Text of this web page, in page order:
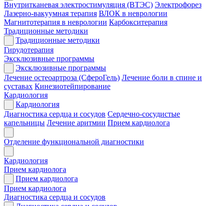
Внутритканевая электростимуляция (ВТЭС) Электрофорез
Лазерно-вакуумная терапия ВЛОК в неврологии
Магнитотерапия в неврологии Карбокситерапия
Традиционные методики
Традиционные методики
Гирудотерапия
Эксклюзивные программы
Эксклюзивные программы
Лечение остеоартроза (СфероГель) Лечение боли в спине и
суставах Кинезиотейпирование
Кардиология
Кардиология
Диагностика сердца и сосудов Сердечно-сосудистые
капельницы Лечение аритмии Прием кардиолога
Отделение функциональной диагностики
Кардиология
Прием кардиолога
Прием кардиолога
Прием кардиолога
Диагностика сердца и сосудов